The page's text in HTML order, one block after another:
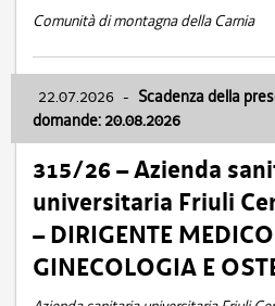
Comunità di montagna della Carnia
22.07.2026 - Scadenza della
domande: 20.08.2026
315/26 – Azienda
universitaria Friuli
– DIRIGENTE
GINECOLOGIA E